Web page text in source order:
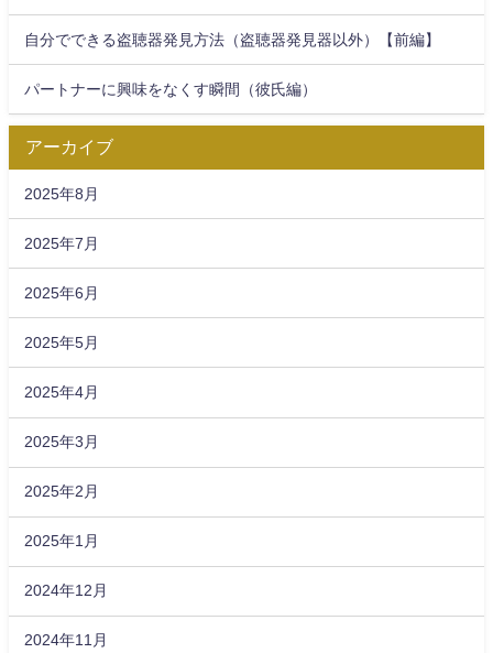
自分でできる盗聴器発見方法（盗聴器発見器以外）【前編】
パートナーに興味をなくす瞬間（彼氏編）
アーカイブ
2025年8月
2025年7月
2025年6月
2025年5月
2025年4月
2025年3月
2025年2月
2025年1月
2024年12月
2024年11月